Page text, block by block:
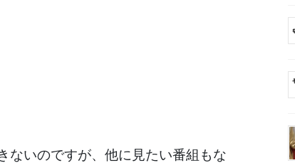
いのですが、他に見たい番組もな